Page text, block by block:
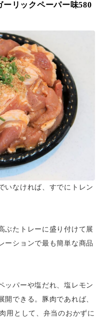
リックペーパー味580
いなければ、すでにトレン
ぶたトレーに盛り付けて展
ーションで最も簡単な商品
ッパーや塩だれ、塩レモン
できる。豚肉であれば、
用として、弁当のおかずに